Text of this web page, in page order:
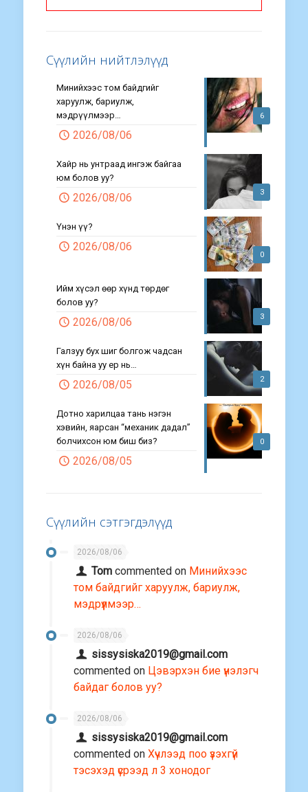
Сүүлийн нийтлэлүүд
6
Минийхээс том байдгийг
харуулж, бариулж,
мэдрүүлмээр…
2026/08/06
3
Хайр нь унтраад ингэж байгаа
юм болов уу?
2026/08/06
0
Үнэн үү?
2026/08/06
3
Ийм хүсэл өөр хүнд төрдөг
болов уу?
2026/08/06
2
Галзуу бух шиг болгож чадсан
хүн байна уу ер нь…
2026/08/05
0
Дотно харилцаа тань нэгэн
хэвийн, яарсан “механик дадал”
болчихсон юм биш биз?
2026/08/05
Сүүлийн сэтгэгдэлүүд
2026/08/06
Tom commented on Минийхээс
том байдгийг харуулж, бариулж,
мэдрүүлмээр…
2026/08/06
sissysiska2019@gmail.com
commented on Цэвэрхэн бие үнэлэгч
байдаг болов уу?
2026/08/06
sissysiska2019@gmail.com
commented on Хүчлээд поо үзэхгүй
тэсэхэд үсрээд л 3 хонодог